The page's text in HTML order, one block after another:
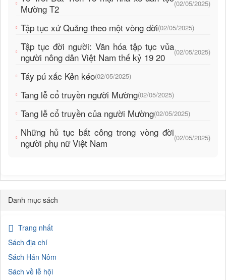
Mường T2
(02/05/2025)
Tập tục xứ Quảng theo một vòng đời(02/05/2025)
Tập tục đời người: Văn hóa tập tục vủa
người nông dân Việt Nam thế kỷ 19 20
(02/05/2025)
Táy pú xấc Kẻn kéo(02/05/2025)
Tang lễ cổ truyền người Mường(02/05/2025)
Tang lễ cổ truyền của người Mường(02/05/2025)
Những hủ tục bất công trong vòng đời
người phụ nữ Việt Nam
(02/05/2025)
Danh mục sách
Trang nhất
Sách địa chí
Sách Hán Nôm
Sách về lễ hội